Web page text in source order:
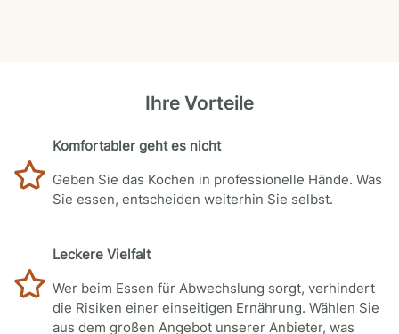
Ihre Vorteile
Komfortabler geht es nicht
Geben Sie das Kochen in professionelle Hände. Was
Sie essen, entscheiden weiterhin Sie selbst.
Leckere Vielfalt
Wer beim Essen für Abwechslung sorgt, verhindert
die Risiken einer einseitigen Ernährung. Wählen Sie
aus dem großen Angebot unserer Anbieter, was